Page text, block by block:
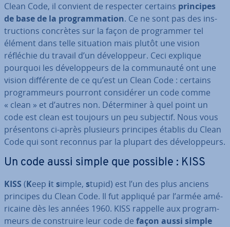
Clean Code, il convient de respecter certains principes
de base de la pro­gram­ma­tion. Ce ne sont pas des ins­
truc­tions concrètes sur la façon de pro­gram­mer tel
élément dans telle situation mais plutôt une vision
réfléchie du travail d’un dé­ve­lop­peur. Ceci explique
pourquoi les dé­ve­lop­peurs de la com­mu­nauté ont une
vision dif­fé­rente de ce qu’est un Clean Code : certains
pro­gram­meurs pourront con­si­dé­rer un code comme
« clean » et d’autres non. Dé­ter­mi­ner à quel point un
code est clean est toujours un peu subjectif. Nous vous
pré­sen­tons ci-après plusieurs principes établis du Clean
Code qui sont reconnus par la plupart des dé­ve­lop­peurs.
Un code aussi simple que possible : KISS
KISS (Keep itsimple, stupid) est l’un des plus anciens
principes du Clean Code. Il fut appliqué par l’armée amé­
ri­caine dès les années 1960. KISS rappelle aux pro­gram­
meurs de cons­truire leur code de façon aussi simple